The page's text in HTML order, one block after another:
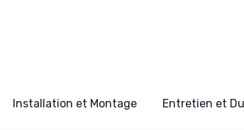
Installation et Montage Entretien et